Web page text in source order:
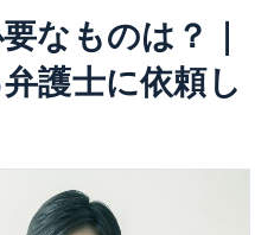
なものは？｜
護士に依頼し